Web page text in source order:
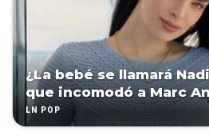
¿La bebé se llamará
que incomodó a Marc
LN POP